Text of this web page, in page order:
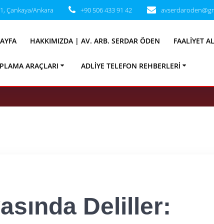
Çankaya/Ankara +90 506 433 91 42
HAKKIMIZDA | AV. ARB. SERDAR ÖDEN FAALIYET
ARAÇLARI ADLIYE TELEFON REHBERLERI
Deliller:
Deliller (2026
Deliller: